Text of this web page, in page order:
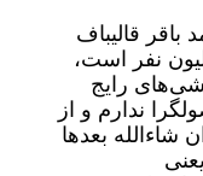
قالیباف
سخت نظام ۹۰ میلیون نفر است،
رایج
ندارم و از
شاءالله بعدها